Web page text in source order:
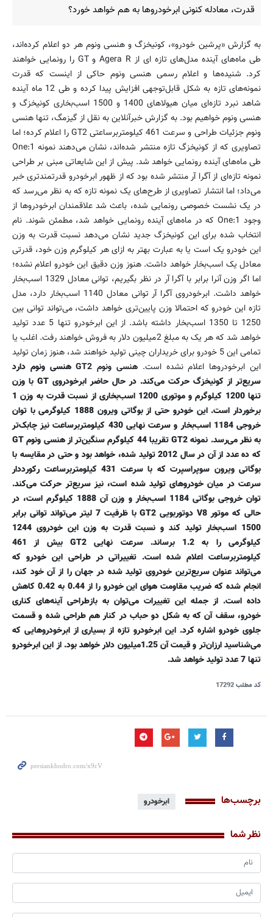
قدرت، معادله کنونی ابرخودروها به هم خواهد خورد؟
به گزارش «پرشین خودرو»، کونیخزگ و هنسی ونوم هر دو اعلام کرده‌اند،
طی ماه‌های آینده مدل‌های تازه ای از Agera R و GT را رونمایی خواهند
کرد. شنیده‌ها و اعلام رسمی هنسی ونوم حاکی از اینست که قدرت
نمونه‌های تازه به شکل قابل‌توجهی افزایش پیدا کرده و طی 12 ماه آینده
شاهد نبرد تازه‌ای میان هیولاهای 1400 و 1500 اسب‌بخاری کونیخزگ و
هنسی ونوم خواهیم بود. به گزارش خبرآنلاین به نقل از گیزمگ، تنها هنسی
ونوم جزئیات طراحی و سرعت 461 کیلومتربرساعتی GT2 را اعلام کرده؛ اما
تصاویری که از کونیخزگ تازه منتشر شده‌اند، نشان می‌دهند نمونه One:1
طی ماه‌های آینده رونمایی خواهد شد. پیش از این شایعاتی مبنی بر طراحی
نمونه تازه‌ای از آگرا آر منتشر شده بود که از ظهور ابرخودرو قدرتمندتری خبر
می‌داد؛ اما انتشار تصاویری از طرح‌های یک نمونه تازه که به نظر می‌رسد که
در یک نشست خصوصی رونمایی شده، باعث شد علاقمندان ابرخودروها از
وجود One:1 که در ماه‌های آینده رونمایی خواهد شد، مطمئن شوند. نام
انتخاب شده برای این کونیخزگ جدید نشان می‌دهد نسبت قدرت به وزن
این خودرو یک است یا به عبارت بهتر به ازای هر کیلوگرم وزن خود، قدرتی
معادل یک اسب‌بخار خواهد داشت. هنوز وزن دقیق این خودرو اعلام نشده؛
اما اگر وزن آنرا برابر با آگرا آر در نظر بگیریم، توانی معادل 1329 اسب‌بخار
خواهد داشت. ابرخودروی آگرا آر توانی معادل 1140 اسب‌بخار دارد، مدل
تازه این خودرو که احتمالا وزن پایین‌تری خواهد داشت، می‌تواند توانی بین
1250 تا 1350 اسب‌بخار داشته باشد. از این ابرخودرو تنها 5 عدد تولید
خواهد شد که هر یک به مبلغ 2میلیون دلار به فروش خواهند رفت. اغلب یا
تمامی این 5 خودرو برای خریداران چینی تولید خواهند شد، هنوز زمان تولید
این ابرخودروها اعلام نشده است. هنسی ونوم GT2
هنسی ونوم دارد
سریع‌تر از کونیخزگ حرکت می‌کند. در حال حاضر ابرخودروی GT با وزن
تنها 1200 کیلوگرم و موتوری 1200 اسب‌بخاری از نسبت قدرت به وزن 1
برخوردار است. این خودرو حتی از بوگاتی ویرون 1888 کیلوگرمی با توان
خروجی 1184 اسب‌بخار و سرعت نهایی 430 کیلومتربرساعت نیز چابک‌تر
به نظر می‌رسد. نمونه GT2 تقریبا 44 کیلوگرم سنگین‌تر از هنسی ونوم GT
که ده عدد از آن در سال 2012 تولید شده، خواهد بود و حتی در مقایسه با
بوگاتی ویرون سوپراسپرت که با سرعت 431 کیلومتربرساعت رکورددار
سرعت در میان خودروهای تولید شده است، نیز سریع‌تر حرکت می‌کند.
توان خروجی بوگاتی 1184 اسب‌بخار و وزن آن 1888 کیلوگرم است، در
حالی که موتور V8 دوتوربویی GT2 با ظرفیت 7 لیتر می‌تواند توانی برابر
1500 اسب‌بخار تولید کند و نسبت قدرت به وزن این خودروی 1244
کیلوگرمی را به 1.2 برساند. سرعت نهایی GT2 بیش از 461
کیلومتربرساعت اعلام شده است. تغییراتی در طراحی این خودرو که
می‌تواند عنوان سریع‌ترین خودروی تولید شده در جهان را از آن خود کند،
انجام شده که ضریب مقاومت هوای این خودرو را از 0.44 به 0.42 کاهش
داده است. از جمله این تغییرات می‌توان به بازطراحی آینه‌های کناری
خودرو، سقف آن که به شکل دو حباب در کنار هم طراحی شده و قسمت
جلوی خودرو اشاره کرد. این ابرخودرو تازه از بسیاری از ابرخودروهایی که
می‌شناسید ارزان‌تر و قیمت آن 1.25میلیون دلار خواهد بود. از این ابرخودرو
تنها 7 عدد تولید خواهد شد.
کد مطلب17292
برچسب‌ها ابرخودرو
نظر شما